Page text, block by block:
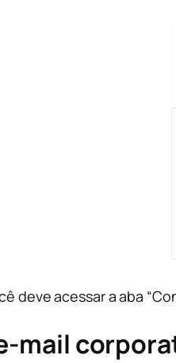
deve acessar a aba
mail